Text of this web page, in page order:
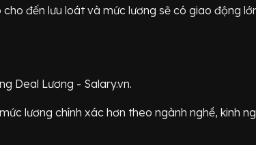
cho đến lưu loát và mức lương sẽ có giao động
Deal Lương - Salary.vn.
lương chính xác hơn theo ngành nghề, kinh